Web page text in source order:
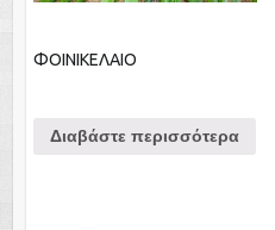
ΦΟΙΝΙΚΕΛΑΙΟ
Διαβάστε περισσότερα